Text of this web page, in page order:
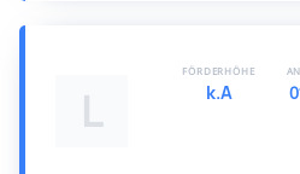
L
FÖRDERHÖHE
k.A